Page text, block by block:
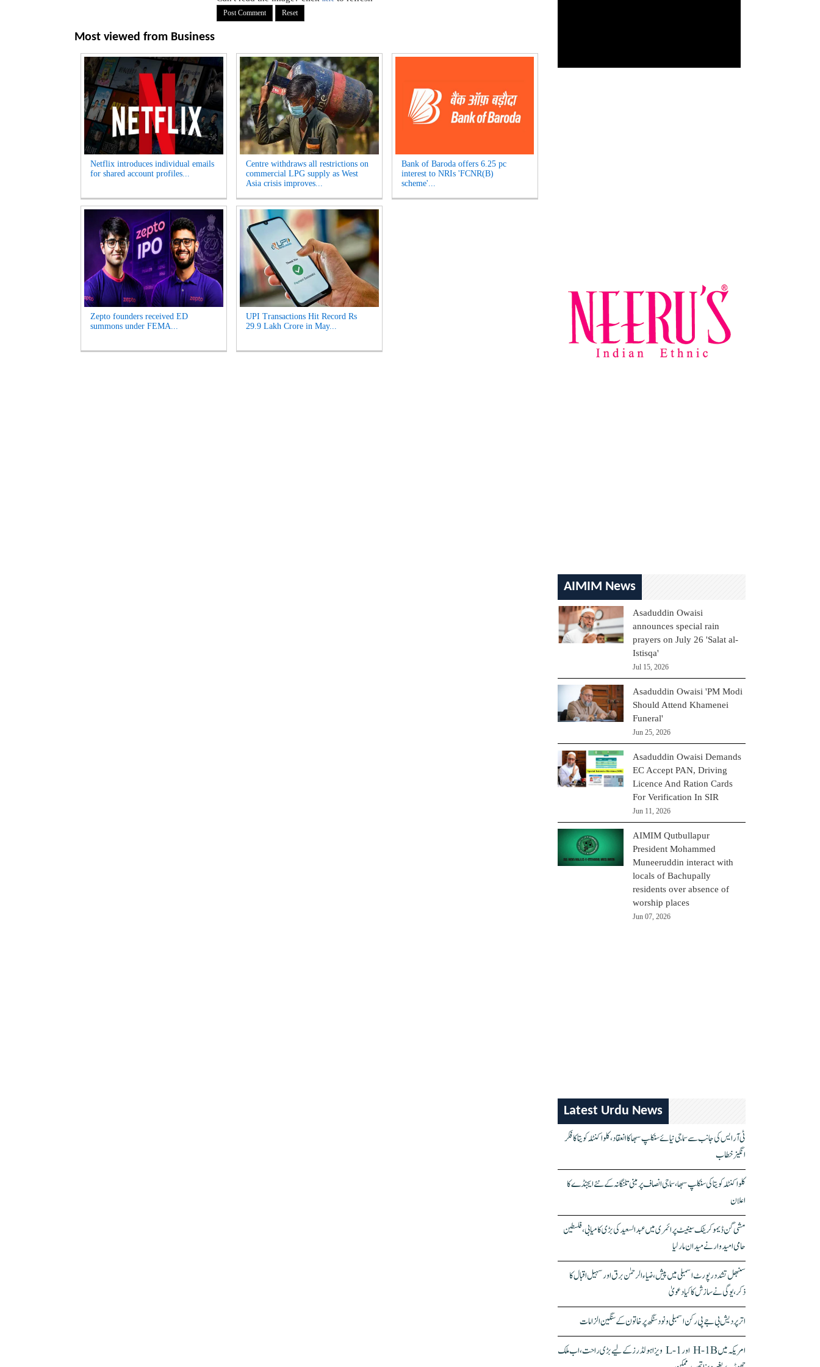
Most viewed from Business
Netflix introduces individual emails
for shared account profiles...
Centre withdraws all restrictions on
commercial LPG supply as West
Asia crisis improves...
Bank of Baroda offers 6.25 pc
interest to NRIs 'FCNR(B)
scheme'...
Zepto founders received ED
summons under FEMA...
UPI Transactions Hit Record Rs
29.9 Lakh Crore in May...
AIMIM News
Asaduddin Owaisi
announces special rain
prayers on July 26 'Salat al-
Istisqa'
Jul 15, 2026
Asaduddin Owaisi 'PM Modi
Should Attend Khamenei
Funeral'
Jun 25, 2026
Asaduddin Owaisi Demands
EC Accept PAN, Driving
Licence And Ration Cards
For Verification In SIR
Jun 11, 2026
AIMIM Qutbullapur
President Mohammed
Muneeruddin interact with
locals of Bachupally
residents over absence of
worship places
Jun 07, 2026
Latest Urdu News
ٹی آر ایس کی جانب سے سماجی نیائے سنکلپ سبھا کا انعقاد، کلواکنٹلہ کویتا کا فکر
انگیز خطاب
کلواکنٹلہ کویتا کی سنکلپ سبھا، سماجی انصاف پر مبنی تلنگانہ کے نئے ایجنڈے کا
اعلان
مشی گن ڈیموکریٹک سینیٹ پرائمری میں عبدالسعید کی بڑی کامیابی، فلسطین
حامی امیدوار نے میدان مار لیا
سنبھل تشدد رپورٹ اسمبلی میں پیش، ضیاء الرحمٰن برق اور سہیل اقبال کا
ذکر، یوگی نے سازش کا کیا دعویٰ
اتر پردیش بی جے پی رکن اسمبلی ونود سنگھ پر خاتون کے سنگین الزامات
امریکہ میں H-1B اور L-1 ویزا ہولڈرز کے لیے بڑی راحت، اب ملک